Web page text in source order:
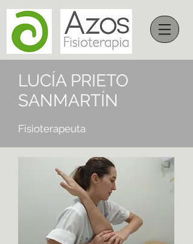
LUCÍA PRIETO
SANMARTÍN
Fisioterapeuta